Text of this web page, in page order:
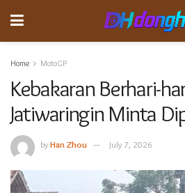
Home MotoGP
Kebakaran Berhari-
Jatiwaringin Minta
byHan Zhou July 7, 2026